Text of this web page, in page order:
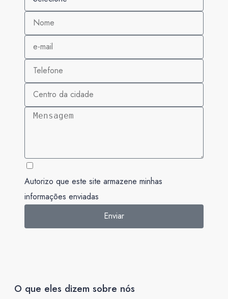
Autorizo que este site armazene minhas
informações enviadas
Enviar
O que eles dizem sobre nós